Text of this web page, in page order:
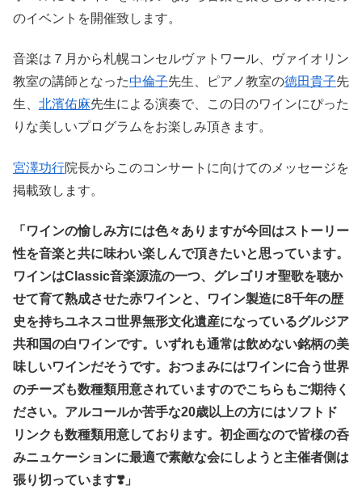
のイベントを開催致します。
音楽は７月から札幌コンセルヴァトワール、ヴァイオリン
教室の講師となった中倫子先生、ピアノ教室の徳田貴子先
生、 北濱佑麻先生による演奏で、この日のワインにぴった
りな美しいプログラムをお楽しみ頂きます。
宮澤功行院長からこのコンサートに向けてのメッセージを
掲載致します。
「ワインの愉しみ方には色々ありますが今回はストーリー
性を音楽と共に味わい楽しんで頂きたいと思っています。
ワインはClassic音楽源流の一つ、グレゴリオ聖歌を聴か
せて育て熟成させた赤ワインと、ワイン製造に8千年の歴
史を持ちユネスコ世界無形文化遺産になっているグルジア
共和国の白ワインです。いずれも通常は飲めない銘柄の美
味しいワインだそうです。おつまみにはワインに合う世界
のチーズも数種類用意されていますのでこちらもご期待く
ださい。アルコールか苦手な20歳以上の方にはソフトド
リンクも数種類用意しております。初企画なので皆様の呑
みニュケーションに最適で素敵な会にしようと主催者側は
張り切っています❣️」